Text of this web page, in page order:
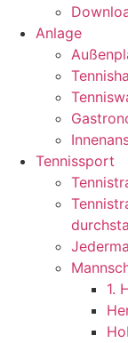
Anlage
Tennissport
1.